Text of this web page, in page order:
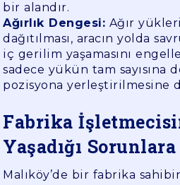
bir alandır.
Ağırlık Dengesi: Ağır
dağıtılması, aracın yolda
iç gerilim yaşamasını
sadece yükün tam sayısına
pozisyona yerleştirilmesine
Fabrika
Yaşadığı
Malıköy’de bir fabrika